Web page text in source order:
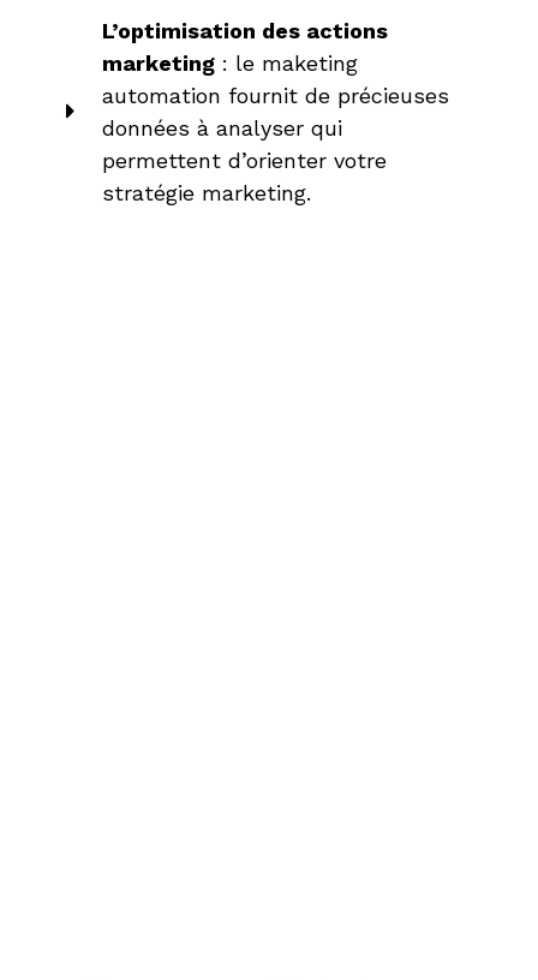
L’optimisation des actions
marketing: le maketing
automation fournit de précieuses
données à analyser qui
permettent d’orienter votre
stratégie marketing.